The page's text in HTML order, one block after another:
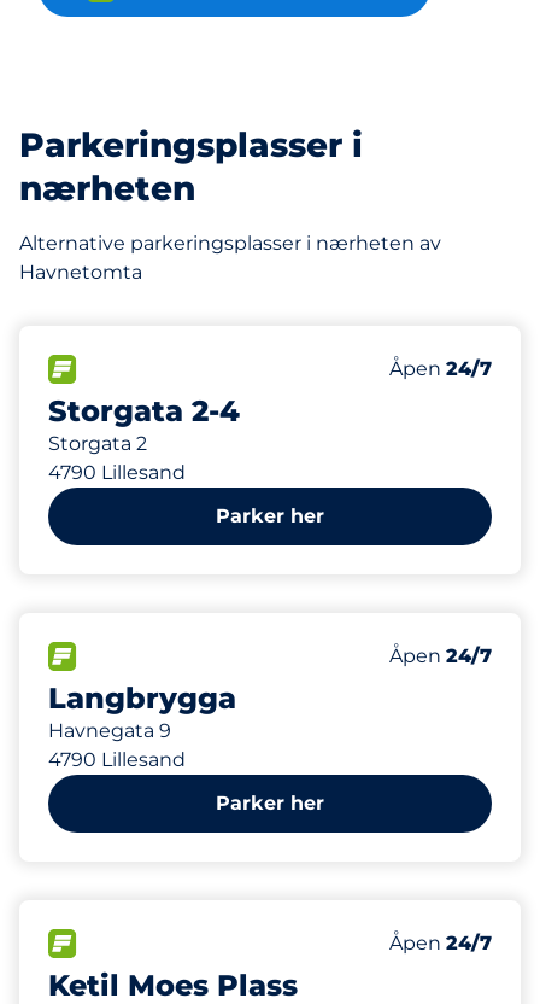
Parkeringsplasser i
nærheten
Alternative parkeringsplasser i nærheten av
Havnetomta
Storgata 2-4
Storgata 2
4790 Lillesand
Antall
60
HC
2
Fredag&nbsp
Åpen 24/7
112 m
Parker her
Langbrygga
Havnegata 9
4790 Lillesand
Antall
18
Fredag&nbsp
Åpen 24/7
116 m
Parker her
Ketil Moes Plass
Antall
22
Fredag&nbsp
Åpen 24/7
179 m